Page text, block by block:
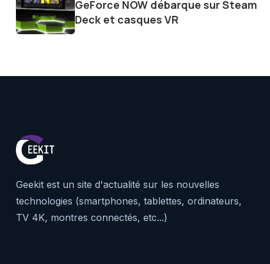
le futur numérique nous réserve.
GeForce NOW débarque sur Steam
Deck et casques VR
Geekit est un site d'actualité sur les nouvelles
technologies (smartphones, tablettes, ordinateurs,
TV 4K, montres connectés, etc...)